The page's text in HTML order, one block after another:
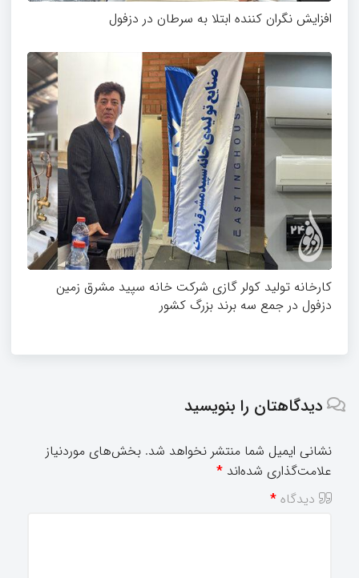
افزایش نگران کننده ابتلا به سرطان در دزفول
کارخانه تولید کولر گازی شرکت خانه سپید مشرق زمین
دزفول در جمع سه برند بزرگ کشور
دیدگاهتان را بنویسید
نشانی ایمیل شما منتشر نخواهد شد. بخش‌های موردنیاز
علامت‌گذاری شده‌اند *
دیدگاه *